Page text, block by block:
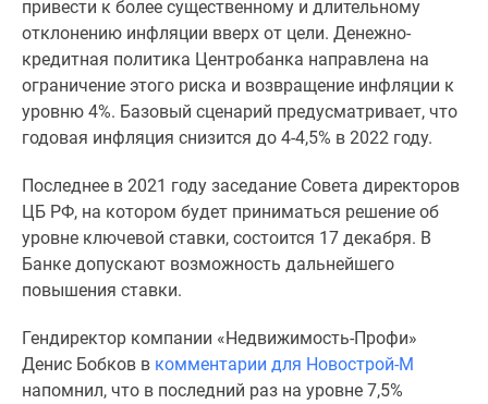
Подмосковья
Студии
комнатные
комнатные
комнатные
Квартиры
Ипотечный
калькулятор
Семейная
привести к более существенному и длительному
отклонению инфляции вверх от цели. Денежно-
кредитная политика Центробанка направлена на
ограничение этого риска и возвращение инфляции к
уровню 4%. Базовый сценарий предусматривает, что
годовая инфляция снизится до 4-4,5% в 2022 году.
Последнее в 2021 году заседание Совета директоров
ЦБ РФ, на котором будет приниматься решение об
уровне ключевой ставки, состоится 17 декабря. В
Банке допускают возможность дальнейшего
повышения ставки.
Гендиректор компании «Недвижимость-Профи»
Денис Бобков в комментарии для Новострой-М
напомнил, что в последний раз на уровне 7,5%